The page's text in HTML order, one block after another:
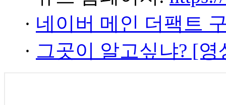
· 네이버 메인 더팩트
· 그곳이 알고싶냐? [